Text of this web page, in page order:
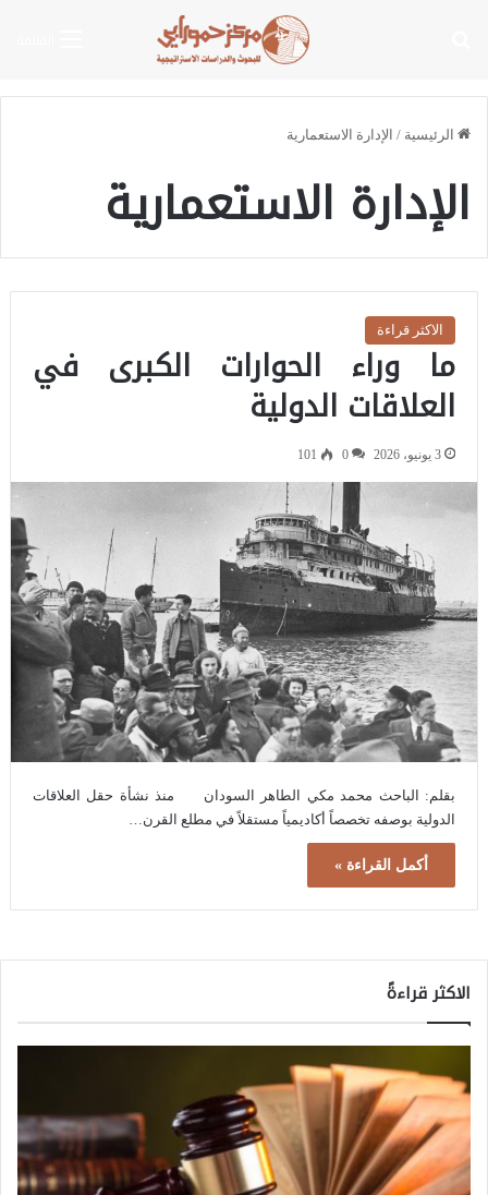
الرئيسية / الإدارة الاستعمارية
الإدارة الاستعمارية
الاكثر قراءة
ما وراء الحوارات الكبرى في
العلاقات الدولية
3 يونيو، 2026 0
101
بقلم: الباحث محمد مكي الطاهر السودان منذ نشأة حقل العلاقات
الدولية بوصفه تخصصاً أكاديمياً مستقلاً في مطلع القرن…
أكمل القراءة »
الاكثر قراءةً